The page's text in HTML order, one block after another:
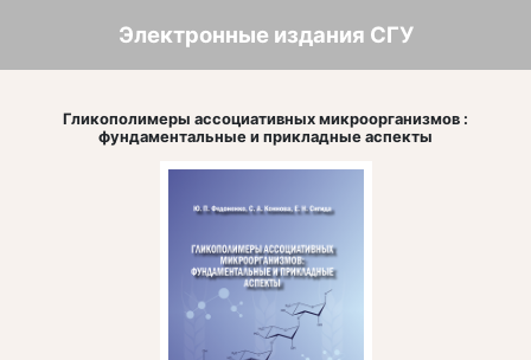
содержанию
Электронные издания СГУ
Гликополимеры ассоциативных микроорганизмов :
фундаментальные и прикладные аспекты